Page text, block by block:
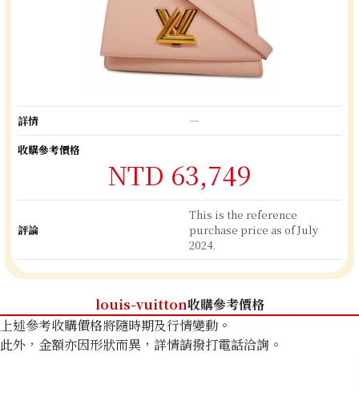
詳情
―
收購參考價格
NTD 63,749
評論
This is the reference
purchase price as of July
2024.
louis-vuitton收購參考價格
上述參考收購價格將隨時期及行情變動。
此外，金額亦因形狀而異，詳情請撥打電話洽詢。